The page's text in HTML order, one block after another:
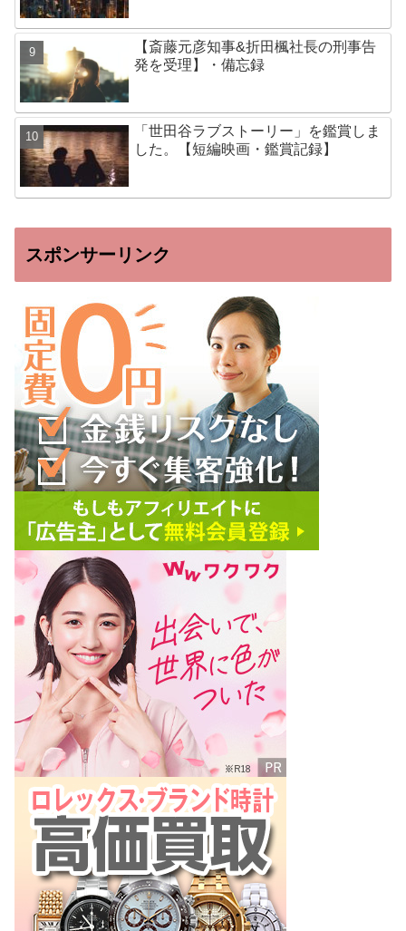
【斎藤元彦知事&折田楓社長の刑事告
発を受理】・備忘録
「世田谷ラブストーリー」を鑑賞しま
した。【短編映画・鑑賞記録】
スポンサーリンク